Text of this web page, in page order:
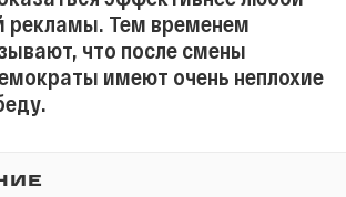
рекламы. Тем временем
что после смены
имеют очень неплохие